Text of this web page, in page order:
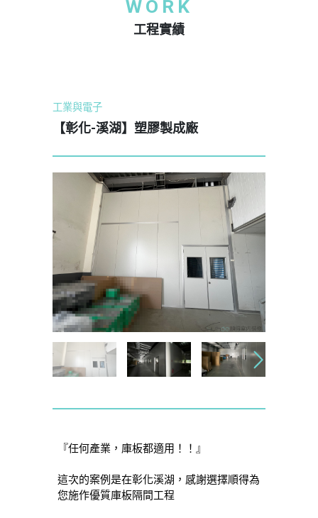
WORK
工程實績
工業與電子
【彰化-溪湖】塑膠製成廠
『任何產業，庫板都適用！！』
這次的案例是在彰化溪湖，感謝選擇順得為
您施作優質庫板隔間工程